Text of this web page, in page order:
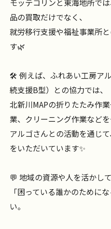
モッテコリンと東海地所で
品の買取だけでなく、
就労移行支援や福祉事業所
す🌿
🛠 例えば、ふれあい工房ア
続支援B型）との協力では、
北新川MAPの折りたたみ作
業、クリーニング作業などを
アルゴさんとの活動を通じ
をいただいています✨
💬 地域の資源や人を活かして
「困っている誰かのために
い。